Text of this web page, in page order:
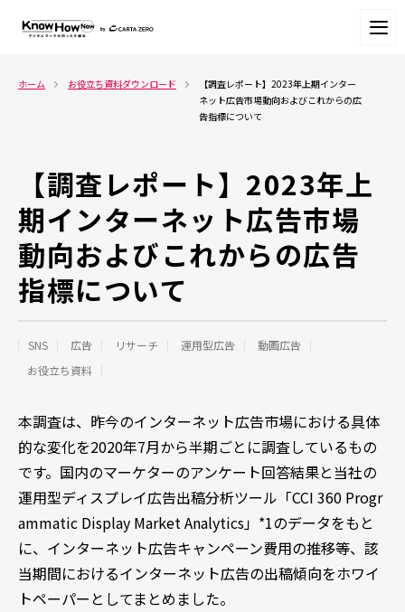
ホーム お役立ち資料ダウンロード
【調査レポート】2023年上期インター
ネット広告市場動向およびこれからの広
告指標について
【調査レポート】2023年上
期インターネット広告市場
動向およびこれからの広告
指標について
SNS 広告 リサーチ 運用型広告
動画広告
お役立ち資料
本調査は、昨今のインターネット広告市場における具体
的な変化を2020年7月から半期ごとに調査しているもの
です。国内のマーケターのアンケート回答結果と当社の
運用型ディスプレイ広告出稿分析ツール「CCI 360 Progr
ammatic Display Market Analytics」*1のデータをもと
に、インターネット広告キャンペーン費用の推移等、該
当期間におけるインターネット広告の出稿傾向をホワイ
トペーパーとしてまとめました。